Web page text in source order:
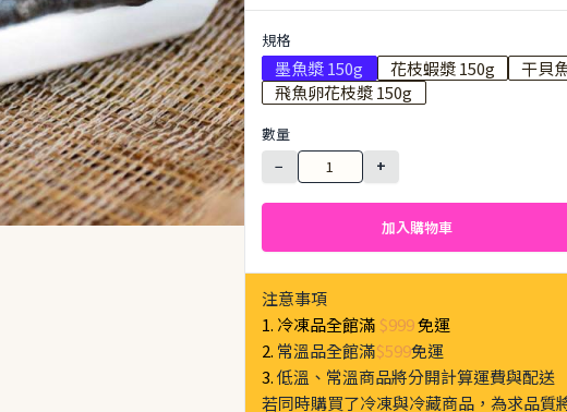
規格
墨魚漿 150g 花枝蝦漿 150g 干貝
飛魚卵花枝漿 150g
數量
−
+
加入購物車
注意事項
1. 冷凍品全館滿 $999免運
2. 常溫品全館滿$599免運
3.低溫、常溫商品將分開計算運費與配送
若同時購買了冷凍與冷藏商品，為求品質